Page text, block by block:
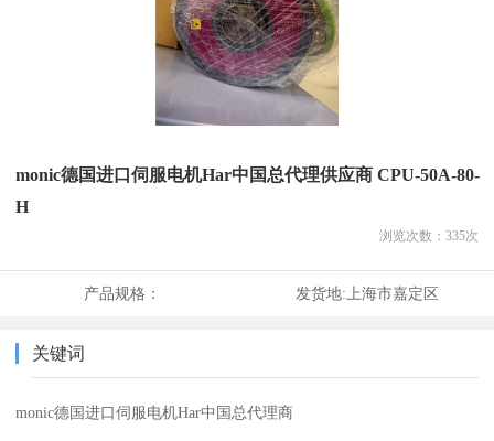
monic德国进口伺服电机Har中国总代理供应商 CPU-50A-80-
H
浏览次数： 335次
产品规格： 发货地: 上海市嘉定区
关键词
monic德国进口伺服电机Har中国总代理商